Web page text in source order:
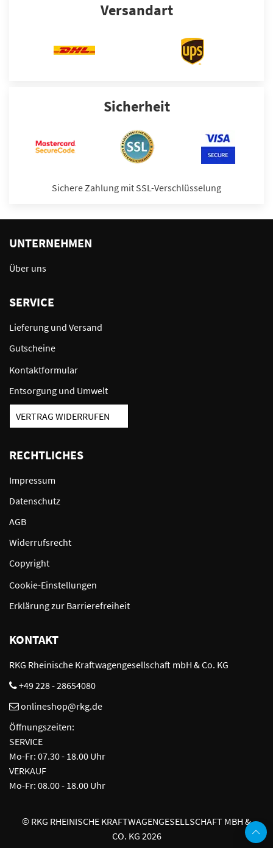
Versandart
Sicherheit
Sichere Zahlung mit SSL-Verschlüsselung
UNTERNEHMEN
Über uns
SERVICE
Lieferung und Versand
Gutscheine
Kontaktformular
Entsorgung und Umwelt
VERTRAG WIDERRUFEN
RECHTLICHES
Impressum
Datenschutz
AGB
Widerrufsrecht
Copyright
Cookie-Einstellungen
Erklärung zur Barrierefreiheit
KONTAKT
RKG Rheinische Kraftwagengesellschaft mbH & Co. KG
+49 228 - 28654080
onlineshop@rkg.de
Öffnungszeiten:
SERVICE
Mo-Fr: 07.30 - 18.00 Uhr
VERKAUF
Mo-Fr: 08.00 - 18.00 Uhr
© RKG RHEINISCHE KRAFTWAGENGESELLSCHAFT MBH &
CO. KG 2026